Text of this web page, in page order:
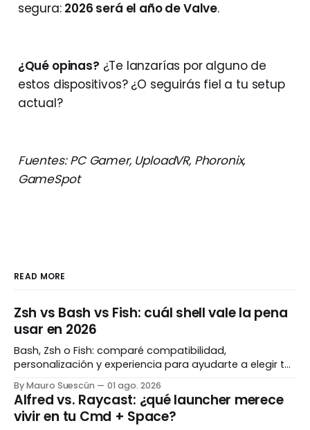
segura: 2026 será el año de Valve.
¿Qué opinas? ¿Te lanzarías por alguno de
estos dispositivos? ¿O seguirás fiel a tu setup
actual?
Fuentes: PC Gamer, UploadVR, Phoronix,
GameSpot
READ MORE
Zsh vs Bash vs Fish: cuál shell vale la pena
usar en 2026
Bash, Zsh o Fish: comparé compatibilidad,
personalización y experiencia para ayudarte a elegir tu
shell ideal en 2026.
By Mauro Suescún 01 ago. 2026
Alfred vs. Raycast: ¿qué launcher merece
vivir en tu Cmd + Space?